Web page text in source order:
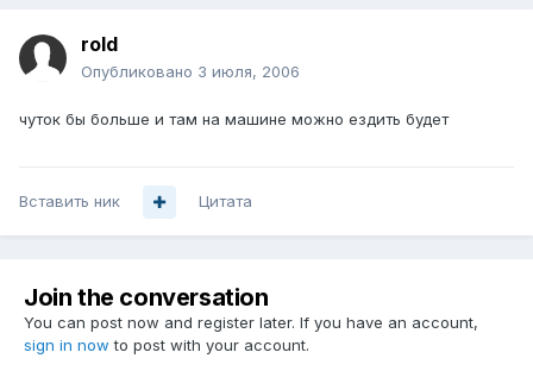
rold
Опубликовано 3 июля, 2006
чуток бы больше и там на машине можно ездить будет
Вставить ник Цитата
Join the conversation
You can post now and register later. If you have an account,
sign in now to post with your account.